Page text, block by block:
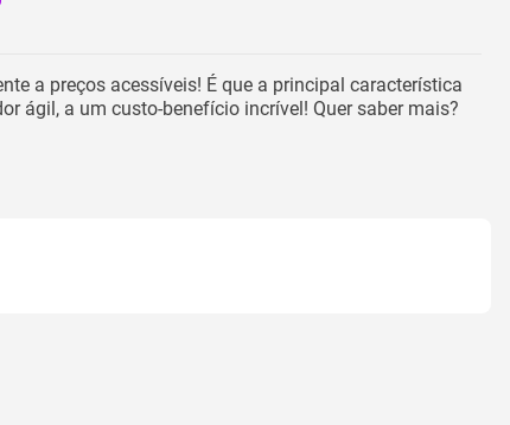
a preços acessíveis! É que a principal característica
ágil, a um custo-benefício incrível! Quer saber mais?